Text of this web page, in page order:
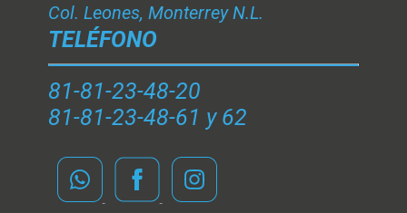
Col. Leones, Monterrey N.L.
TELÉFONO
81-81-23-48-20
81-81-23-48-61 y 62